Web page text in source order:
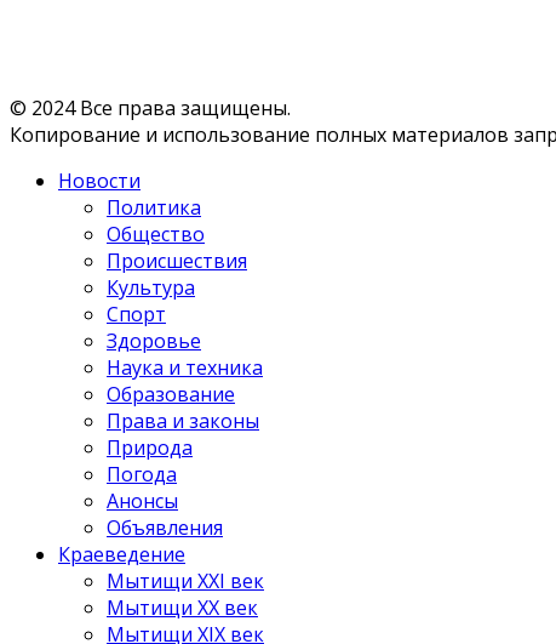
© 2024 Все права защищены.
Копирование и использование полных материалов
Новости
Политика
Общество
Происшествия
Культура
Спорт
Здоровье
Наука и техника
Образование
Права и законы
Природа
Погода
Анонсы
Объявления
Краеведение
Мытищи XXI век
Мытищи XX век
Мытищи XIX век